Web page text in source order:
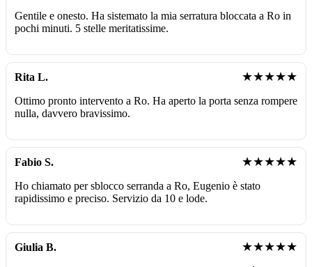
Gentile e onesto. Ha sistemato la mia serratura bloccata a Ro in
pochi minuti. 5 stelle meritatissime.
Rita L. ★★★★★
Ottimo pronto intervento a Ro. Ha aperto la porta senza rompere
nulla, davvero bravissimo.
Fabio S. ★★★★★
Ho chiamato per sblocco serranda a Ro, Eugenio è stato
rapidissimo e preciso. Servizio da 10 e lode.
Giulia B. ★★★★★